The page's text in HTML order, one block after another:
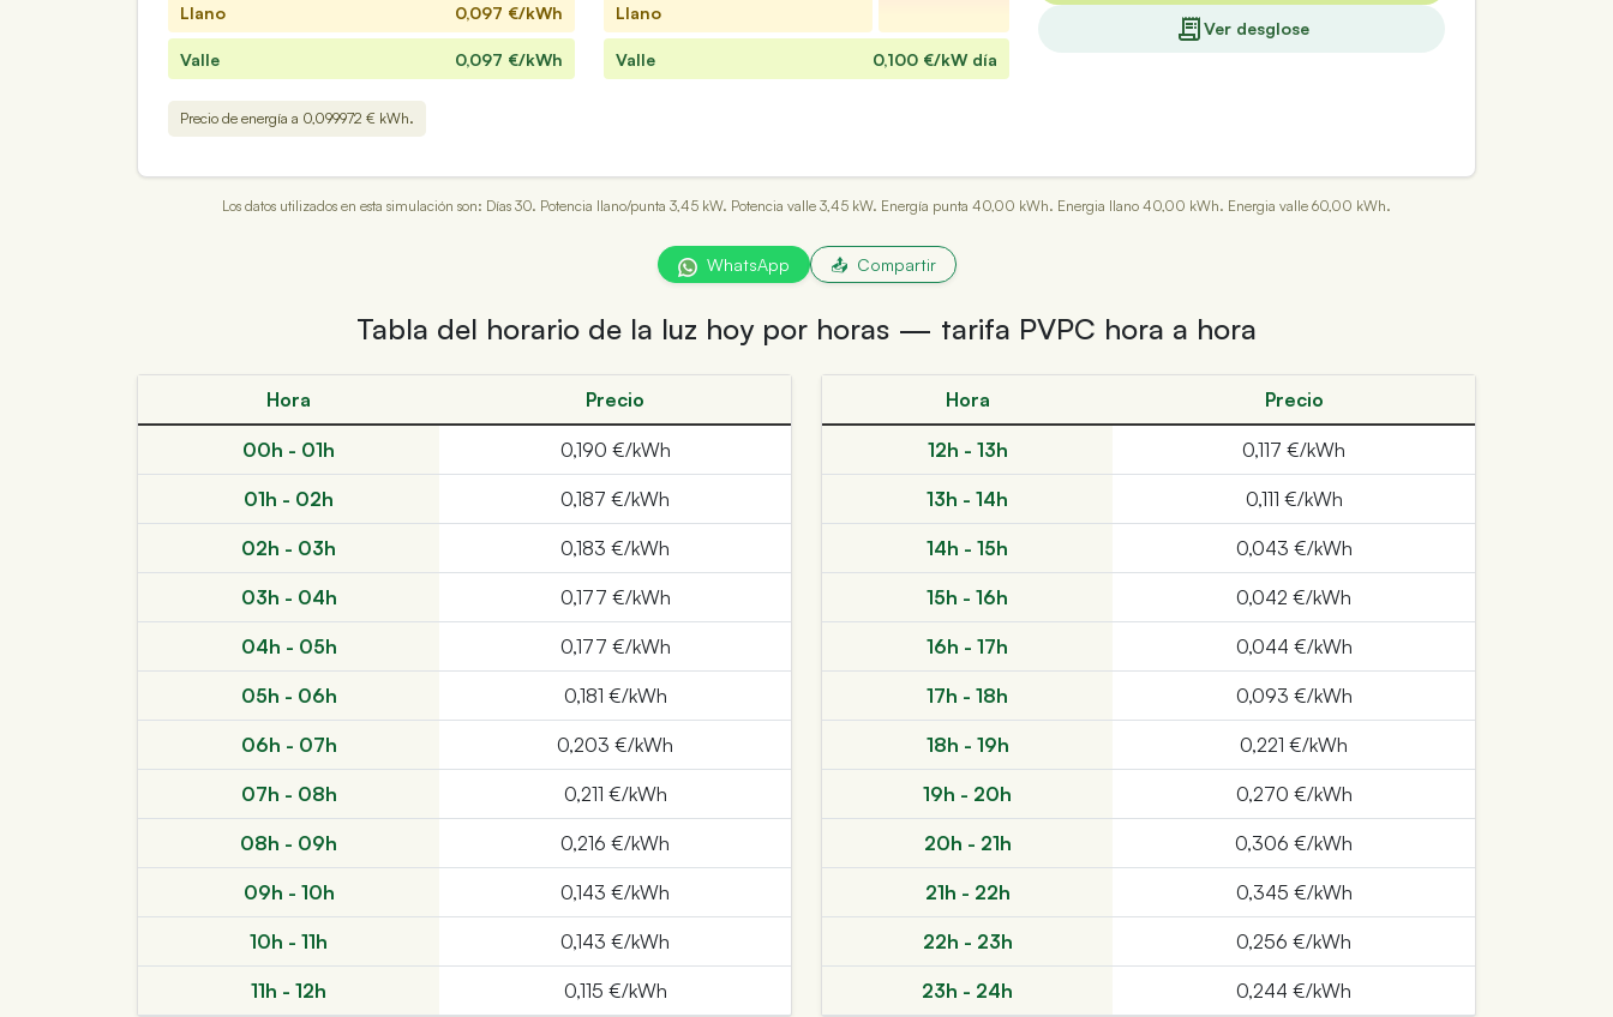
Llano 0,097 €/kWh
Valle 0,097 €/kWh
Llano
Valle 0,100 €/kW día
Ver desglose
Precio de energía a 0,099972 € kWh.
Los datos utilizados en esta simulación son: Días 30. Potencia llano/punta 3,45 kW. Potencia valle 3,45 kW. Energía punta 40,00 kWh. Energia llano 40,00 kWh. Energia valle 60,00 kWh.
WhatsApp 📤 Compartir
Tabla del horario de la luz hoy por horas — tarifa PVPC hora a hora
Hora Precio
00h - 01h 0,190 €/kWh
01h - 02h 0,187 €/kWh
02h - 03h 0,183 €/kWh
03h - 04h 0,177 €/kWh
04h - 05h 0,177 €/kWh
05h - 06h 0,181 €/kWh
06h - 07h 0,203 €/kWh
07h - 08h 0,211 €/kWh
08h - 09h 0,216 €/kWh
09h - 10h 0,143 €/kWh
10h - 11h 0,143 €/kWh
11h - 12h 0,115 €/kWh
Hora Precio
12h - 13h 0,117 €/kWh
13h - 14h 0,111 €/kWh
14h - 15h 0,043 €/kWh
15h - 16h 0,042 €/kWh
16h - 17h 0,044 €/kWh
17h - 18h 0,093 €/kWh
18h - 19h 0,221 €/kWh
19h - 20h 0,270 €/kWh
20h - 21h 0,306 €/kWh
21h - 22h 0,345 €/kWh
22h - 23h 0,256 €/kWh
23h - 24h 0,244 €/kWh